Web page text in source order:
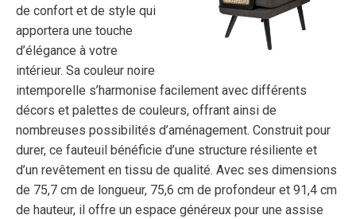
de confort et de style qui
apportera une touche
d’élégance à votre
intérieur. Sa couleur noire
intemporelle s’harmonise facilement avec différents
décors et palettes de couleurs, offrant ainsi de
nombreuses possibilités d’aménagement. Construit pour
durer, ce fauteuil bénéficie d’une structure résiliente et
d’un revêtement en tissu de qualité. Avec ses dimensions
de 75,7 cm de longueur, 75,6 cm de profondeur et 91,4 cm
de hauteur, il offre un espace généreux pour une assise